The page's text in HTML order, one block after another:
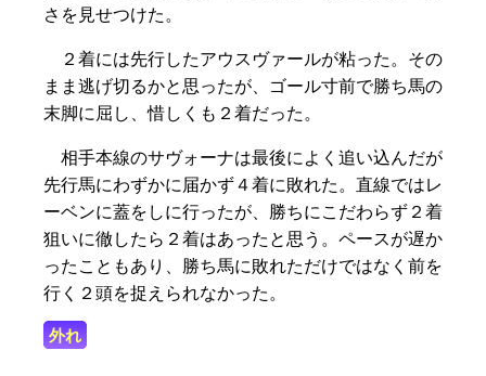
さを見せつけた。
２着には先行したアウスヴァールが粘った。その
まま逃げ切るかと思ったが、ゴール寸前で勝ち馬の
末脚に屈し、惜しくも２着だった。
相手本線のサヴォーナは最後によく追い込んだが
先行馬にわずかに届かず４着に敗れた。直線ではレ
ーベンに蓋をしに行ったが、勝ちにこだわらず２着
狙いに徹したら２着はあったと思う。ペースが遅か
ったこともあり、勝ち馬に敗れただけではなく前を
行く２頭を捉えられなかった。
外れ